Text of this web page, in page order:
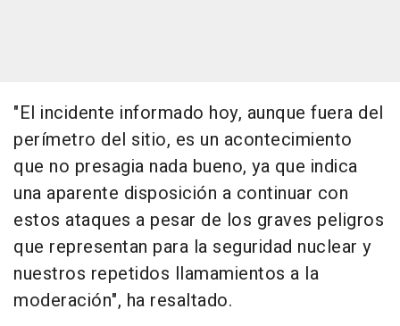
"El incidente informado hoy, aunque fuera del
perímetro del sitio, es un acontecimiento
que no presagia nada bueno, ya que indica
una aparente disposición a continuar con
estos ataques a pesar de los graves peligros
que representan para la seguridad nuclear y
nuestros repetidos llamamientos a la
moderación", ha resaltado.